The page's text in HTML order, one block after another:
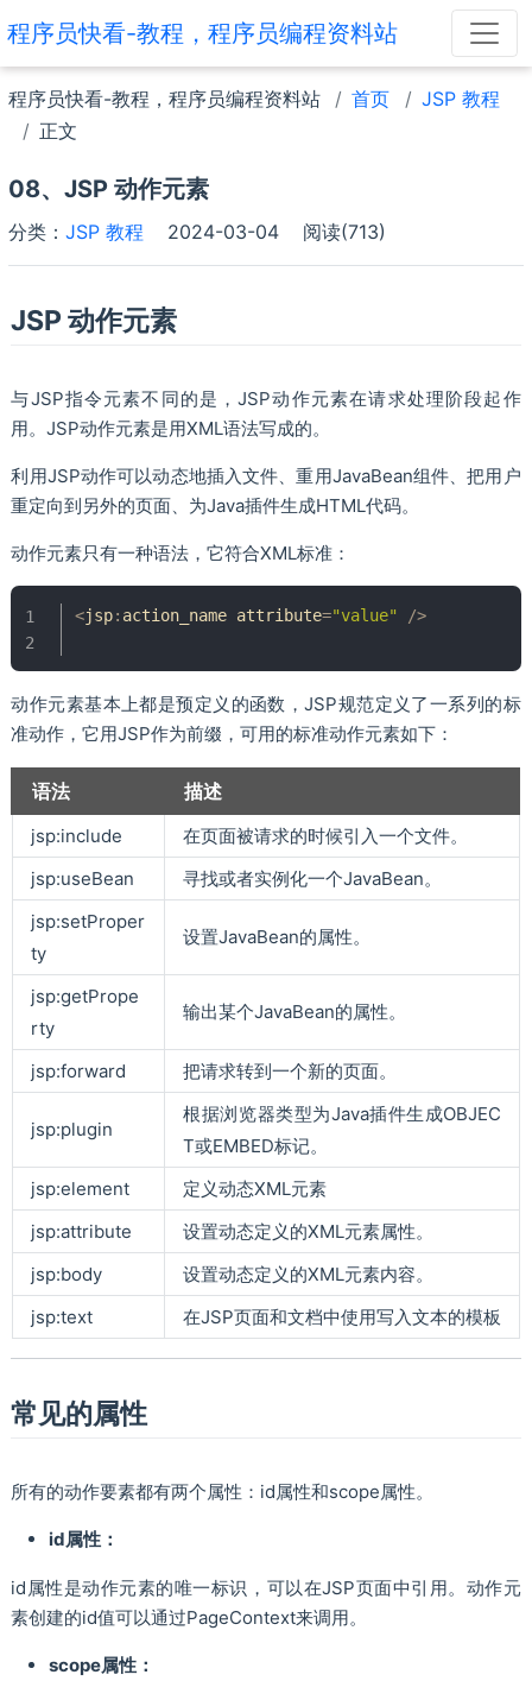
程序员快看-教程，程序员编程资料站
程序员快看-教程，程序员编程资料站 首页
JSP 教程
正文
08、JSP 动作元素
分类： JSP 教程 2024-03-04 阅读(713)
JSP 动作元素
与JSP指令元素不同的是，JSP动作元素在请求处理阶段起作
用。JSP动作元素是用XML语法写成的。
利用JSP动作可以动态地插入文件、重用JavaBean组件、把用户
重定向到另外的页面、为Java插件生成HTML代码。
动作元素只有一种语法，它符合XML标准：
<jsp: action_name attribute="value" />
动作元素基本上都是预定义的函数，JSP规范定义了一系列的标
准动作，它用JSP作为前缀，可用的标准动作元素如下：
语法 描述
jsp:include
在页面被请求的时候引入一个文件。
jsp:useBean
寻找或者实例化一个JavaBean。
jsp:setProper
ty
设置JavaBean的属性。
jsp:getPrope
rty
输出某个JavaBean的属性。
jsp:forward 把请求转到一个新的页面。
jsp:plugin
根据浏览器类型为Java插件生成OBJEC
T或EMBED标记。
jsp:element
定义动态XML元素
jsp:attribute
设置动态定义的XML元素属性。
jsp:body
设置动态定义的XML元素内容。
jsp:text
在JSP页面和文档中使用写入文本的模板
常见的属性
所有的动作要素都有两个属性：id属性和scope属性。
id属性：
id属性是动作元素的唯一标识，可以在JSP页面中引用。动作元
素创建的id值可以通过PageContext来调用。
scope属性：